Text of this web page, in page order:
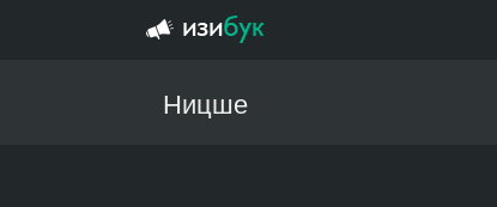
Ницше